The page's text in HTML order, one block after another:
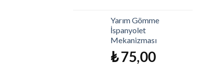
Yarım Gömme
İspanyolet
Mekanizması
₺75,00